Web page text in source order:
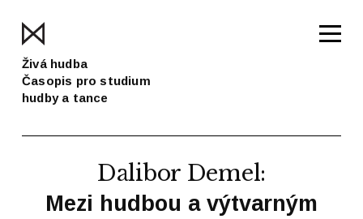
Živá hudba
Časopis pro studium
hudby a tance
Dalibor Demel:
Mezi hudbou a výtvarným